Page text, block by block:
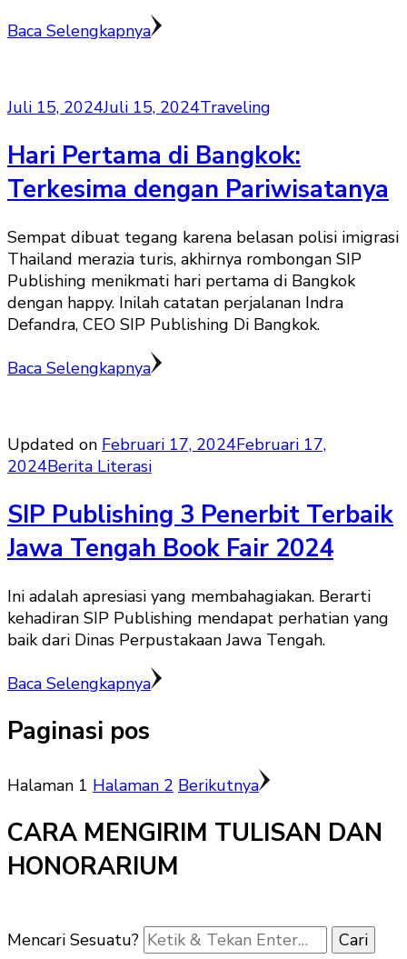
Baca Selengkapnya
Juli 15, 2024Juli 15, 2024Traveling
Hari Pertama di Bangkok:
Terkesima dengan Pariwisatanya
Sempat dibuat tegang karena belasan polisi imigrasi
Thailand merazia turis, akhirnya rombongan SIP
Publishing menikmati hari pertama di Bangkok
dengan happy. Inilah catatan perjalanan Indra
Defandra, CEO SIP Publishing Di Bangkok.
Baca Selengkapnya
Updated on Februari 17, 2024Februari 17,
2024Berita Literasi
SIP Publishing 3 Penerbit Terbaik
Jawa Tengah Book Fair 2024
Ini adalah apresiasi yang membahagiakan. Berarti
kehadiran SIP Publishing mendapat perhatian yang
baik dari Dinas Perpustakaan Jawa Tengah.
Baca Selengkapnya
Paginasi pos
Halaman 1 Halaman 2 Berikutnya
CARA MENGIRIM TULISAN DAN
HONORARIUM
Mencari Sesuatu?